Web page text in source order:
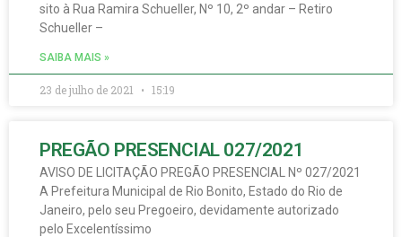
sito à Rua Ramira Schueller, Nº 10, 2º andar – Retiro
Schueller –
SAIBA MAIS »
23 de julho de 2021 15:19
PREGÃO PRESENCIAL 027/2021
AVISO DE LICITAÇÃO PREGÃO PRESENCIAL Nº 027/2021
A Prefeitura Municipal de Rio Bonito, Estado do Rio de
Janeiro, pelo seu Pregoeiro, devidamente autorizado
pelo Excelentíssimo